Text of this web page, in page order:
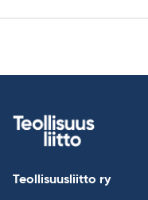
Teollisuusliitto ry